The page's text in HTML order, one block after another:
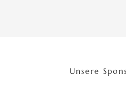
Unsere